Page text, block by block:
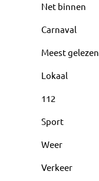
Net binnen
Carnaval
Meest gelezen
Lokaal
112
Sport
Weer
Verkeer